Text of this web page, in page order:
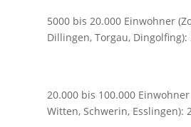
5000 bis 20.000 Einwohner
Dillingen, Torgau, Dingolfing):
20.000 bis 100.000
Witten, Schwerin, Esslingen):